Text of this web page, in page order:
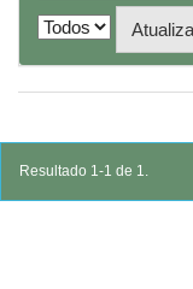
Resultado 1-1 de 1.